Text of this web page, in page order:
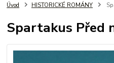
Úvod HISTORICKÉ ROMÁNY
Spartakus Před